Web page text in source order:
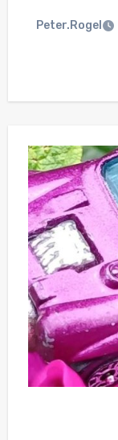
Peter.Rogel